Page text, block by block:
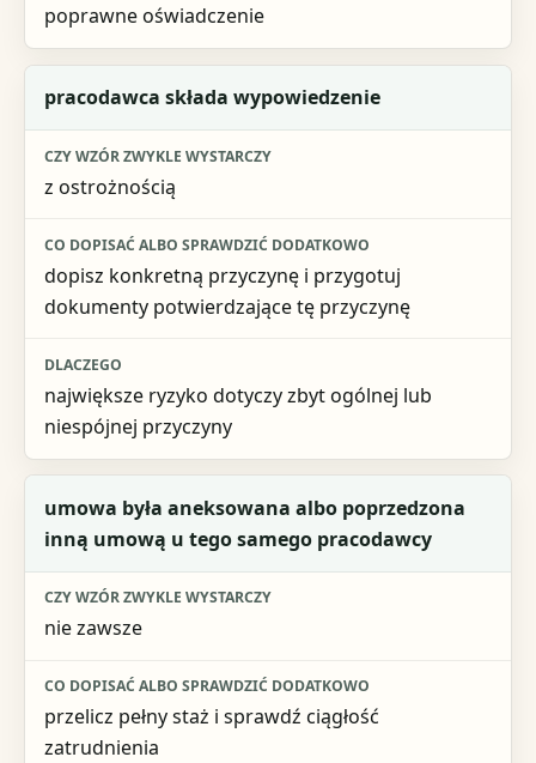
poprawne oświadczenie
pracodawca składa wypowiedzenie
z ostrożnością
dopisz konkretną przyczynę i przygotuj
dokumenty potwierdzające tę przyczynę
największe ryzyko dotyczy zbyt ogólnej lub
niespójnej przyczyny
umowa była aneksowana albo poprzedzona
inną umową u tego samego pracodawcy
nie zawsze
przelicz pełny staż i sprawdź ciągłość
zatrudnienia